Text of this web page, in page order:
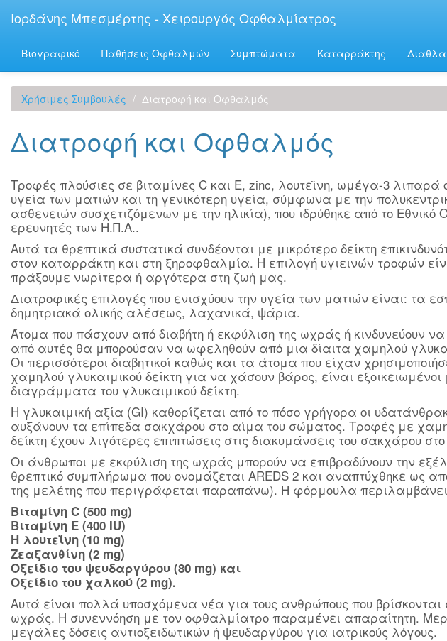
προς
κυρίως
περιεχόμενο
Ιορδάνης Μπεσμέρτης - Χειρουργός Οφθαλμίατρος
Βιογραφικό Παθήσεις Οφθαλμών Συμπτώματα Καταρράκτης
Χρήσιμες Συμβουλές Διατροφή και Οφθαλμός
Διατροφή και Οφθαλμός
Τροφές πλούσιες σε βιταμίνες C και E, zinc, λουτεϊνη, ωμέγα-3 λιπαρά
υγεία των ματιών και τη γενικότερη υγεία, σύμφωνα με την
ασθενειών συσχετιζόμενων με την ηλικία), που ιδρύθηκε από το Εθνικό
ερευνητές των Η.Π.Α..
Αυτά τα θρεπτικά συστατικά συνδέονται με μικρότερο δείκτη
στον καταρράκτη και στη ξηροφθαλμία. Η επιλογή υγιεινών τροφών
πράξουμε νωρίτερα ή αργότερα στη ζωή μας.
Διατροφικές επιλογές που ενισχύουν την υγεία των ματιών είναι: τα
δημητριακά ολικής αλέσεως, λαχανικά, ψάρια.
Άτομα που πάσχουν από διαβήτη ή εκφύλιση της ωχράς ή κινδυνεύουν
από αυτές θα μπορούσαν να ωφεληθούν από μια δίαιτα χαμηλού
Οι περισσότεροι διαβητικοί καθώς και τα άτομα που είχαν
χαμηλού γλυκαιμικού δείκτη για να χάσουν βάρος, είναι
διαγράμματα του γλυκαιμικού δείκτη.
Η γλυκαιμική αξία (GI) καθορίζεται από το πόσο γρήγορα οι
αυξάνουν τα επίπεδα σακχάρου στο αίμα του σώματος. Τροφές με
δείκτη έχουν λιγότερες επιπτώσεις στις διακυμάνσεις του σακχάρου
Οι άνθρωποι με εκφύλιση της ωχράς μπορούν να επιβραδύνουν την
θρεπτικό συμπλήρωμα που ονομάζεται AREDS 2 και αναπτύχθηκε ως
της μελέτης που περιγράφεται παραπάνω). Η φόρμουλα
Βιταμίνη C (500 mg)
Βιταμίνη Ε (400 IU)
Η λουτεΐνη (10 mg)
Ζεαξανθίνη (2 mg)
Οξείδιο του ψευδαργύρου (80 mg) και
Οξείδιο του χαλκού (2 mg).
Αυτά είναι πολλά υποσχόμενα νέα για τους ανθρώπους που βρίσκονται
ωχράς. Η συνεννόηση με τον οφθαλμίατρο παραμένει απαραίτητη.
μεγάλες δόσεις αντιοξειδωτικών ή ψευδαργύρου για ιατρικούς λόγους.